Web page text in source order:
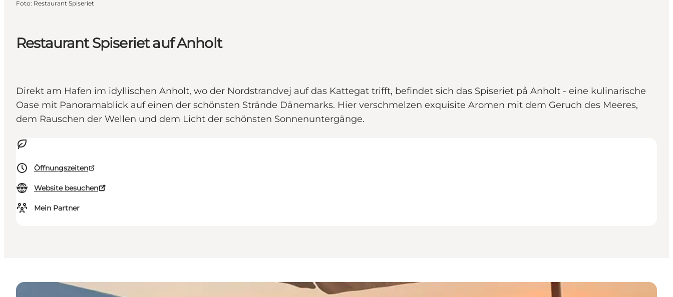
Restaurant Spiseriet auf Anholt
Direkt am Hafen im idyllischen Anholt, wo der Nordstrandvej auf das Kattegat trifft, befindet sich das Spiseriet på Anholt - eine kulinarische
Oase mit Panoramablick auf einen der schönsten Strände Dänemarks. Hier verschmelzen exquisite Aromen mit dem Geruch des Meeres,
dem Rauschen der Wellen und dem Licht der schönsten Sonnenuntergänge.
Öffnungszeiten
Website besuchen
Mein Partner
Foto: Restaurant Spiseriet